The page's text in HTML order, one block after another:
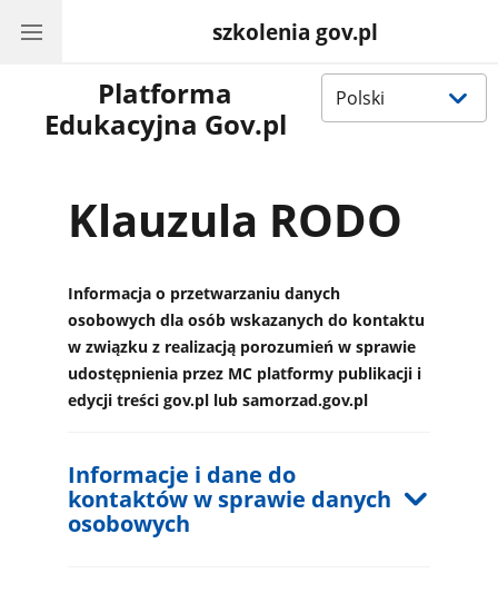
szkolenia gov.pl
Wybierz
język
Platforma
Edukacyjna Gov.pl
Klauzula RODO
Informacja o przetwarzaniu danych
osobowych dla osób wskazanych do kontaktu
w związku z realizacją porozumień w sprawie
udostępnienia przez MC platformy publikacji i
edycji treści gov.pl lub samorzad.gov.pl
Informacje i dane do
kontaktów w sprawie danych
osobowych